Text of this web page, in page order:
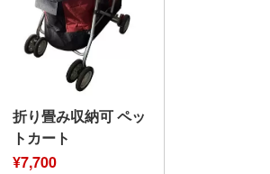
折り畳み収納可 ペッ
トカート
¥7,700